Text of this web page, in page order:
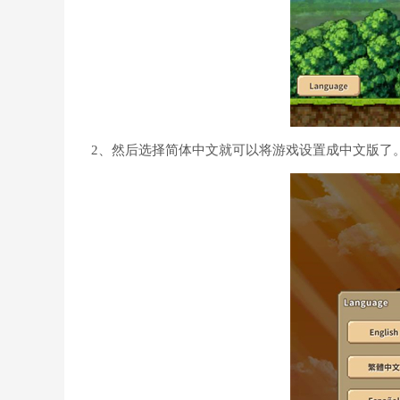
2、然后选择简体中文就可以将游戏设置成中文版了